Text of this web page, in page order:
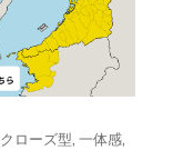
タ
クローズ型,一体感,